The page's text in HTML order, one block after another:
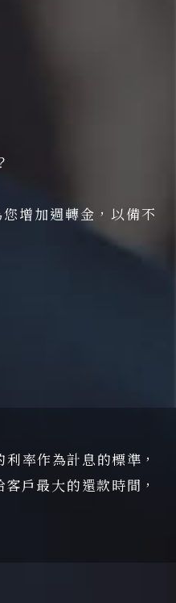
增加週轉金，以備不
率作為計息的標準，
戶最大的還款時間，